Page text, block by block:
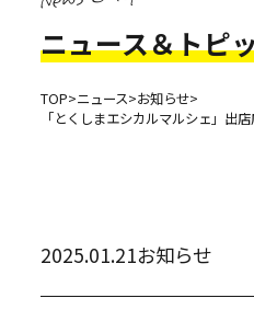
ニュース＆トピ
TOP>ニュース>お知らせ>
「とくしまエシカルマルシェ」出店
2025.01.21お知らせ